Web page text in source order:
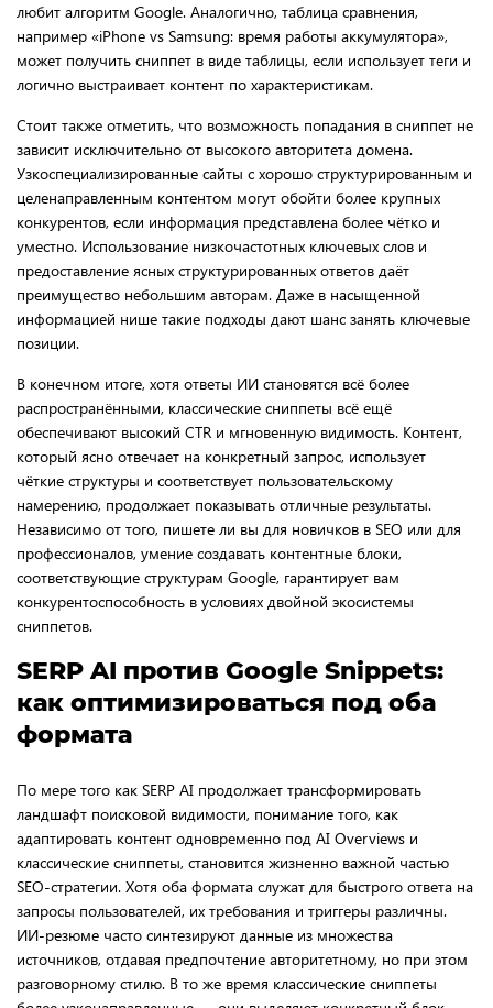
любит алгоритм Google. Аналогично, таблица сравнения,
например «iPhone vs Samsung: время работы аккумулятора»,
может получить сниппет в виде таблицы, если использует теги и
логично выстраивает контент по характеристикам.
Стоит также отметить, что возможность попадания в сниппет не
зависит исключительно от высокого авторитета домена.
Узкоспециализированные сайты с хорошо структурированным и
целенаправленным контентом могут обойти более крупных
конкурентов, если информация представлена более чётко и
уместно. Использование низкочастотных ключевых слов и
предоставление ясных структурированных ответов даёт
преимущество небольшим авторам. Даже в насыщенной
информацией нише такие подходы дают шанс занять ключевые
позиции.
В конечном итоге, хотя ответы ИИ становятся всё более
распространёнными, классические сниппеты всё ещё
обеспечивают высокий CTR и мгновенную видимость. Контент,
который ясно отвечает на конкретный запрос, использует
чёткие структуры и соответствует пользовательскому
намерению, продолжает показывать отличные результаты.
Независимо от того, пишете ли вы для новичков в SEO или для
профессионалов, умение создавать контентные блоки,
соответствующие структурам Google, гарантирует вам
конкурентоспособность в условиях двойной экосистемы
сниппетов.
SERP AI против Google Snippets:
как оптимизироваться под оба
формата
По мере того как SERP AI продолжает трансформировать
ландшафт поисковой видимости, понимание того, как
адаптировать контент одновременно под AI Overviews и
классические сниппеты, становится жизненно важной частью
SEO-стратегии. Хотя оба формата служат для быстрого ответа на
запросы пользователей, их требования и триггеры различны.
ИИ-резюме часто синтезируют данные из множества
источников, отдавая предпочтение авторитетному, но при этом
разговорному стилю. В то же время классические сниппеты